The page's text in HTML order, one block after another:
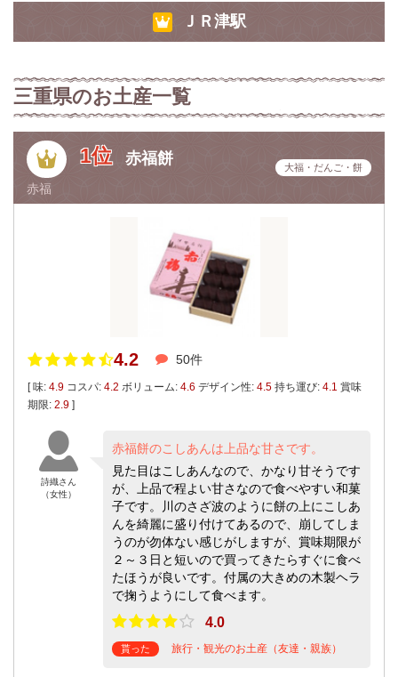
ＪＲ津駅
三重県のお土産一覧
1位 赤福餅
赤福
大福・だんご・餅
4.2 50件
[ 味: 4.9 コスパ: 4.2 ボリューム: 4.6 デザイン性: 4.5 持ち運び: 4.1 賞味
期限: 2.9 ]
詩織さん
（女性）
赤福餅のこしあんは上品な甘さです。
見た目はこしあんなので、かなり甘そうです
が、上品で程よい甘さなので食べやすい和菓
子です。川のさざ波のように餅の上にこしあ
んを綺麗に盛り付けてあるので、崩してしま
うのが勿体ない感じがしますが、賞味期限が
２～３日と短いので買ってきたらすぐに食べ
たほうが良いです。付属の大きめの木製ヘラ
で掬うようにして食べます。
4.0
貰った 旅行・観光のお土産（友達・親族）